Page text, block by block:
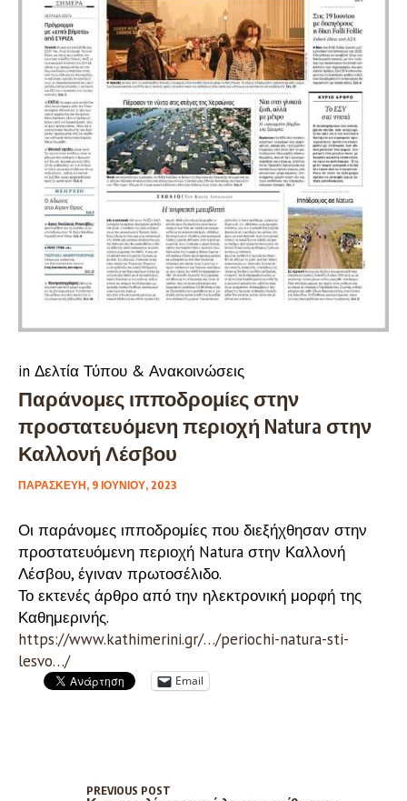
in Δελτία Τύπου & Ανακοινώσεις
Παράνομες ιπποδρομίες στην
προστατευόμενη περιοχή Natura στην
Καλλονή Λέσβου
ΠΑΡΑΣΚΕΥΉ, 9 ΙΟΥΝΊΟΥ, 2023
Οι παράνομες ιπποδρομίες που διεξήχθησαν στην
προστατευόμενη περιοχή Natura στην Καλλονή
Λέσβου, έγιναν πρωτοσέλιδο.
Το εκτενές άρθρο από την ηλεκτρονική μορφή της
Καθημερινής.
https://www.kathimerini.gr/…/periochi-natura-sti-
lesvo…/
Email
PREVIOUS POST